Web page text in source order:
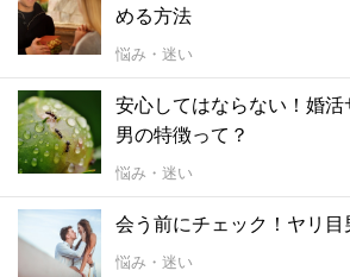
める方法
悩み・迷い
安心してはならない！婚
男の特徴って？
悩み・迷い
会う前にチェック！ヤリ
悩み・迷い